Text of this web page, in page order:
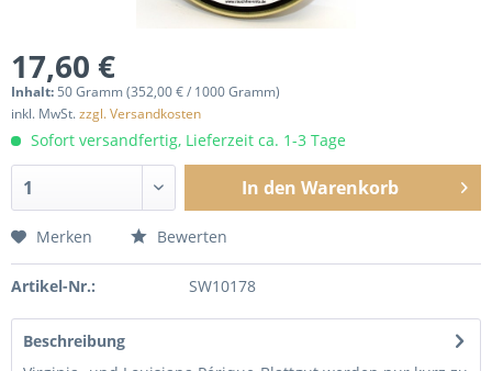
17,60 €
Inhalt: 50 Gramm (352,00 € / 1000 Gramm)
inkl. MwSt.zzgl. Versandkosten
Sofort versandfertig, Lieferzeit ca. 1-3 Tage
In den Warenkorb
Merken Bewerten
Artikel-Nr.: SW10178
Beschreibung